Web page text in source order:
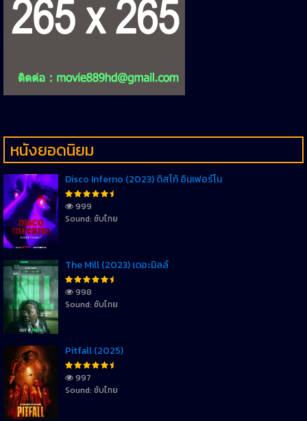
หนังยอดนิยม
Disco Inferno (2023) ดิสโก้ อินเฟอร์โน
999
Sound: ซับไทย
The Mill (2023) เดอะมิลล์
998
Sound: ซับไทย
Pitfall (2025)
997
Sound: ซับไทย